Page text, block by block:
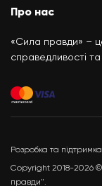
Про нас
«Сила правди» –
справедливості
Розробка та
Copyright 2018-2026 ©
правди".